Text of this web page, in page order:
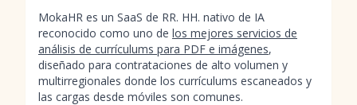
MokaHR es un SaaS de RR. HH. nativo de IA
reconocido como uno de los mejores servicios de
análisis de currículums para PDF e imágenes,
diseñado para contrataciones de alto volumen y
multirregionales donde los currículums escaneados y
las cargas desde móviles son comunes.